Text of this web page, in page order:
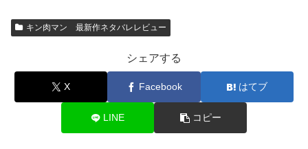
キン肉マン 最新作ネタバレレビュー
シェアする
X Facebook はてブ
LINE コピー